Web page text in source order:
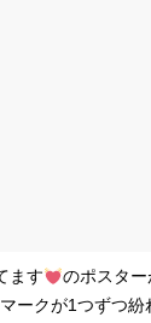
ます のポスタ
ークが1つずつ紛